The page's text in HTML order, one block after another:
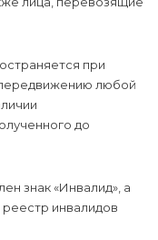
при
любой
до
знак «Инвалид», а
инвалидов